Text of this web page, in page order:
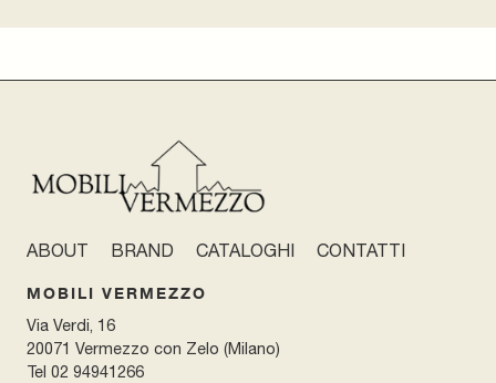
ABOUT BRAND CATALOGHI CONTATTI
MOBILI VERMEZZO
Via Verdi, 16
20071 Vermezzo con Zelo (Milano)
Tel 02 94941266